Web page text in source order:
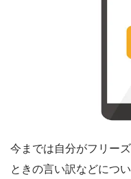
今までは自分がフリー
ときの言い訳などにつ